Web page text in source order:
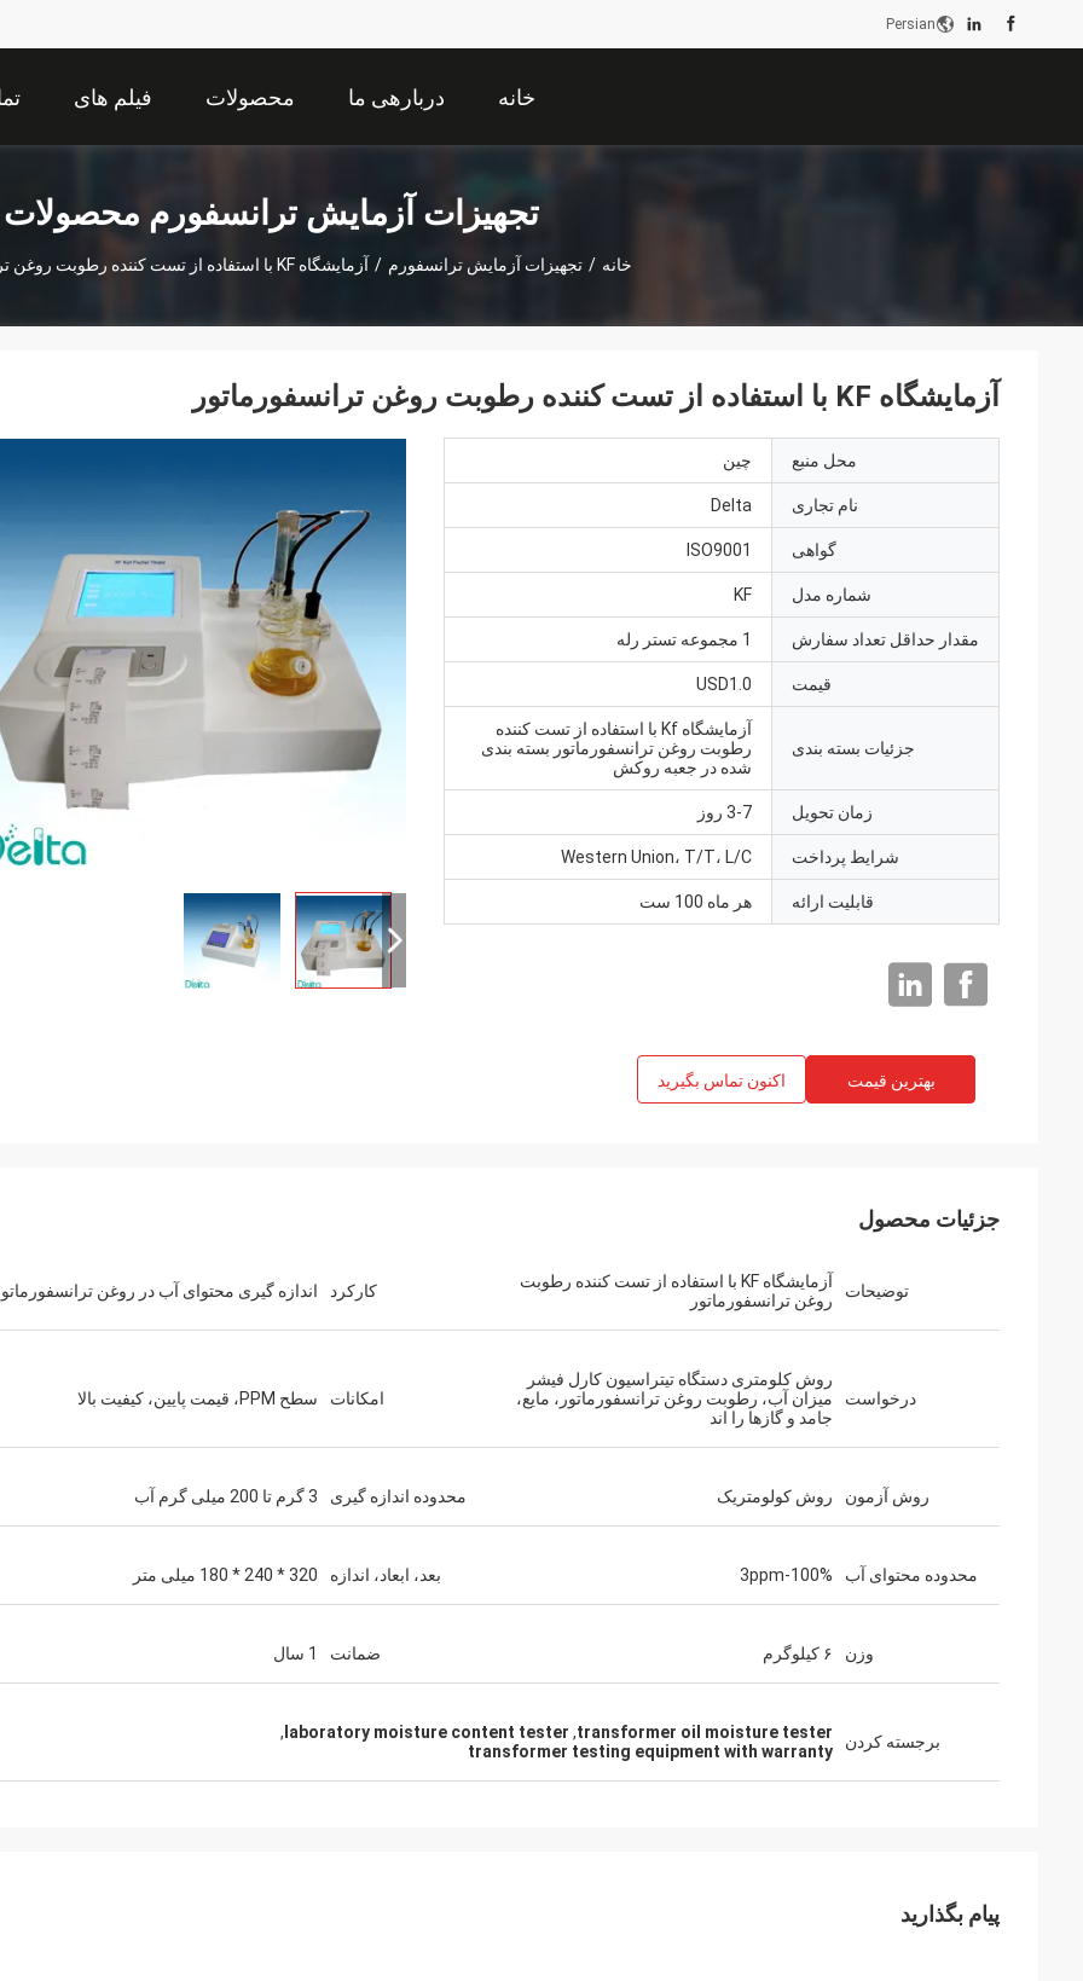
Persian
خانه دربارهی ما محصولات فیلم های
تجهیزات آزمایش ترانسفورم محصولات
خانه / تجهیزات آزمایش ترانسفورم / آزمایشگاه KF با استفاده از تست کننده رطوبت روغن ترانسفورماتور
آزمایشگاه KF با استفاده از تست کننده رطوبت روغن ترانسفورماتور
محل منبع چین
نام تجاری Delta
گواهی ISO9001
شماره مدل KF
مقدار حداقل تعداد سفارش 1 مجموعه تستر رله
قیمت USD1.0
جزئیات بسته بندی
آزمایشگاه Kf با استفاده از تست کننده
رطوبت روغن ترانسفورماتور بسته بندی
شده در جعبه روکش
زمان تحویل 3-7 روز
شرایط پرداخت Western Union، T/T، L/C
قابلیت ارائه هر ماه 100 ست
بهترین قیمت اکنون تماس بگیرید
جزئیات محصول
توضیحات
آزمایشگاه KF با استفاده از تست کننده رطوبت
روغن ترانسفورماتور
کارکرد اندازه گیری محتوای آب در روغن
درخواست
روش کلومتری دستگاه تیتراسیون کارل فیشر
میزان آب، رطوبت روغن ترانسفورماتور، مایع،
جامد و گازها را اند
امکانات سطح PPM، قیمت پایین، کیفیت بالا
روش آزمون روش کولومتریک محدوده اندازه گیری 3 گرم تا 200 میلی گرم آب
محدوده محتوای آب 3ppm-100% بعد، ابعاد، اندازه 320 * 240 * 180 میلی متر
وزن ۶ کیلوگرم ضمانت 1 سال
برجسته کردن transformer oil moisture tester
,
laboratory moisture content tester
,
transformer testing equipment with warranty
پیام بگذارید